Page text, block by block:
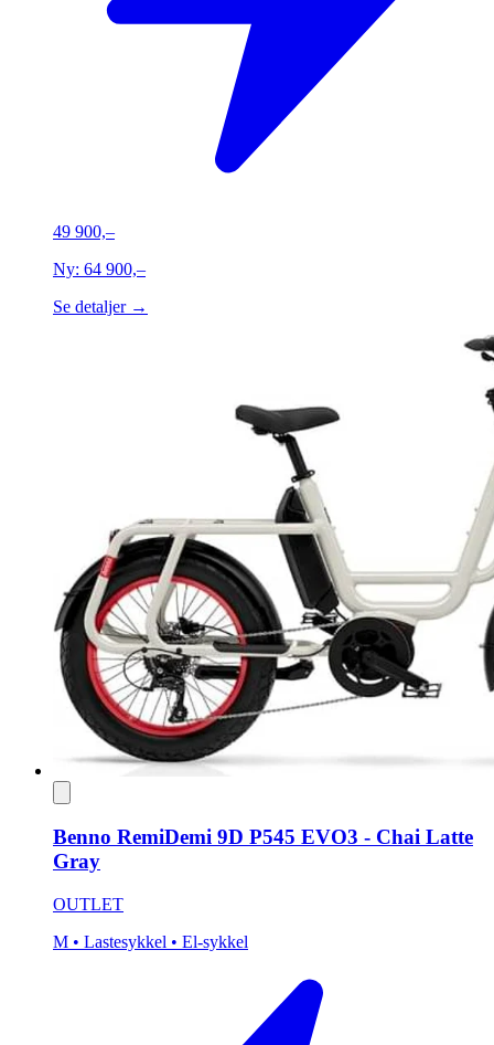
49 900,–
Ny: 64 900,–
Se detaljer →
Benno RemiDemi 9D P545 EVO3 - Chai Latte
Gray
OUTLET
M • Lastesykkel • El-sykkel